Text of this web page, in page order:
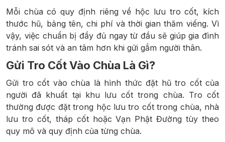
Mỗi chùa có quy định riêng về hộc lưu tro cốt, kích
thước hũ, bảng tên, chi phí và thời gian thăm viếng. Vì
vậy, việc chuẩn bị đầy đủ ngay từ đầu sẽ giúp gia đình
tránh sai sót và an tâm hơn khi gửi gắm người thân.
Gửi Tro Cốt Vào Chùa Là Gì?
Gửi tro cốt vào chùa là hình thức đặt hũ tro cốt của
người đã khuất tại khu lưu cốt trong chùa. Tro cốt
thường được đặt trong hộc lưu tro cốt trong chùa, nhà
lưu tro cốt, tháp cốt hoặc Vạn Phật Đường tùy theo
quy mô và quy định của từng chùa.